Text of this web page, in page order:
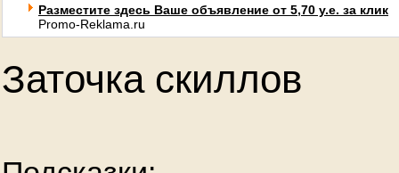
Разместите здесь Ваше объявление от 5,70 у.е. за клик
Promo-Reklama.ru
Заточка скиллов